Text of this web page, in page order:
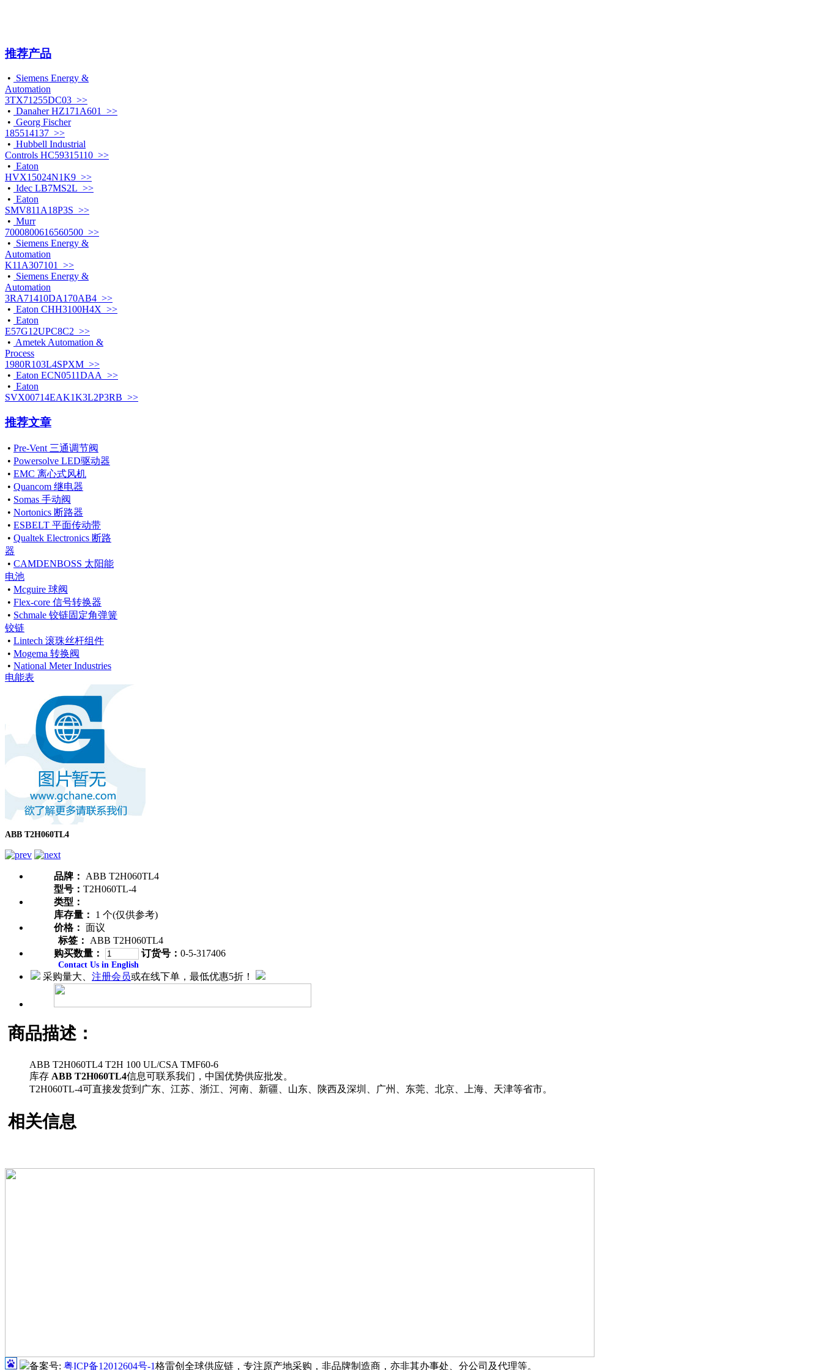
推荐产品
• Siemens Energy &
Automation
3TX71255DC03 >>
• Danaher HZ171A601 >>
• Georg Fischer
185514137 >>
• Hubbell Industrial
Controls HC59315110 >>
• Eaton
HVX15024N1K9 >>
• Idec LB7MS2L >>
• Eaton
SMV811A18P3S >>
• Murr
7000800616560500 >>
• Siemens Energy &
Automation
K11A307101 >>
• Siemens Energy &
Automation
3RA71410DA170AB4 >>
• Eaton CHH3100H4X >>
• Eaton
E57G12UPC8C2 >>
• Ametek Automation &
Process
1980R103L4SPXM >>
• Eaton ECN0511DAA >>
• Eaton
SVX00714EAK1K3L2P3RB >>
推荐文章
• Pre-Vent 三通调节阀
• Powersolve LED驱动器
• EMC 离心式风机
• Quancom 继电器
• Somas 手动阀
• Nortonics 断路器
• ESBELT 平面传动带
• Qualtek Electronics 断路
器
• CAMDENBOSS 太阳能
电池
• Mcguire 球阀
• Flex-core 信号转换器
• Schmale 铰链固定角弹簧
铰链
• Lintech 滚珠丝杆组件
• Mogema 转换阀
• National Meter Industries
电能表
ABB T2H060TL4
品牌：
ABB T2H060TL4
型号： T2H060TL-4
类型：
库存量：
1 个(仅供参考)
价格： 面议
标签：
ABB T2H060TL4
购买数量：
订货号： 0-5-317406
Contact Us in English
采购量大、 注册会员或在线下单，最低优惠5折！
商品描述：
ABB T2H060TL4 T2H 100 UL/CSA TMF60-6
库存 ABB T2H060TL4信息可联系我们，中国优势供应批发。
T2H060TL-4可直接发货到广东、江苏、浙江、河南、新疆、山东、陕西及深圳、广州、东莞、北京、上海、天津等省市。
相关信息
备案号: 粤ICP备12012604号-1格雷创全球供应链，专注原产地采购，非品牌制造商，亦非其办事处、分公司及代理等。